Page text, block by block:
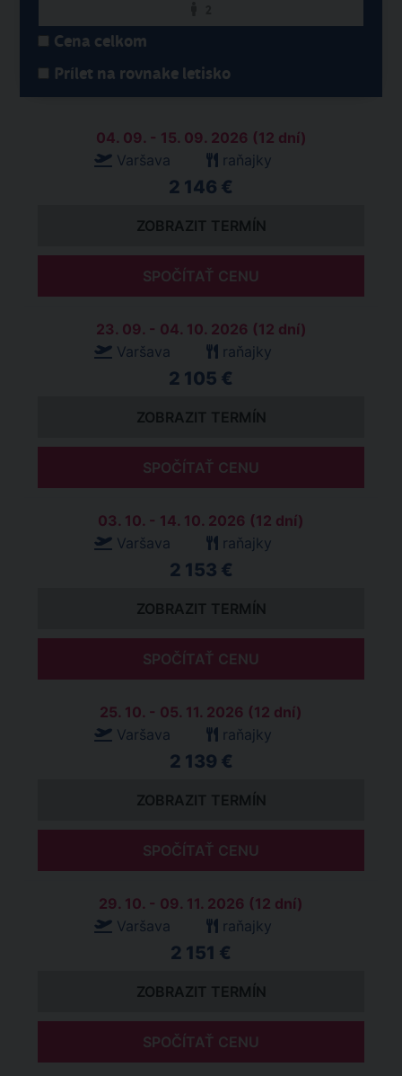
Cena celkom
Prílet na rovnake letisko
04. 09. - 15. 09. 2026 (12 dní)
Varšava
raňajky
2 146 €
ZOBRAZIT TERMÍN
SPOČÍTAŤ CENU
23. 09. - 04. 10. 2026 (12 dní)
Varšava
raňajky
2 105 €
ZOBRAZIT TERMÍN
SPOČÍTAŤ CENU
03. 10. - 14. 10. 2026 (12 dní)
Varšava
raňajky
2 153 €
ZOBRAZIT TERMÍN
SPOČÍTAŤ CENU
25. 10. - 05. 11. 2026 (12 dní)
Varšava
raňajky
2 139 €
ZOBRAZIT TERMÍN
SPOČÍTAŤ CENU
29. 10. - 09. 11. 2026 (12 dní)
Varšava
raňajky
2 151 €
ZOBRAZIT TERMÍN
SPOČÍTAŤ CENU